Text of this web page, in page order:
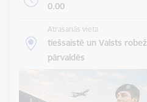
0.00
Atrašanās vieta
tiešsaistē un Valsts
pārvaldēs